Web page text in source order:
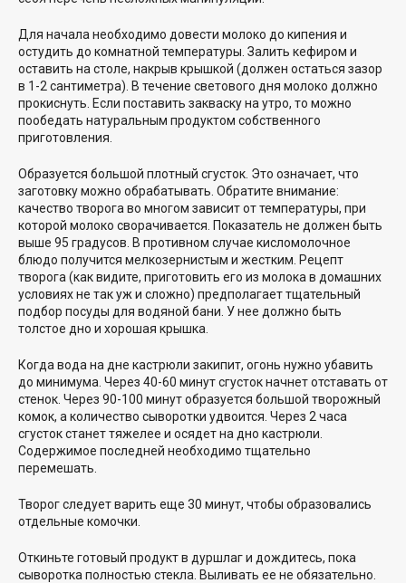
Для начала необходимо довести молоко до кипения и
остудить до комнатной температуры. Залить кефиром и
оставить на столе, накрыв крышкой (должен остаться зазор
в 1-2 сантиметра). В течение светового дня молоко должно
прокиснуть. Если поставить закваску на утро, то можно
пообедать натуральным продуктом собственного
приготовления.
Образуется большой плотный сгусток. Это означает, что
заготовку можно обрабатывать. Обратите внимание:
качество творога во многом зависит от температуры, при
которой молоко сворачивается. Показатель не должен быть
выше 95 градусов. В противном случае кисломолочное
блюдо получится мелкозернистым и жестким. Рецепт
творога (как видите, приготовить его из молока в домашних
условиях не так уж и сложно) предполагает тщательный
подбор посуды для водяной бани. У нее должно быть
толстое дно и хорошая крышка.
Когда вода на дне кастрюли закипит, огонь нужно убавить
до минимума. Через 40-60 минут сгусток начнет отставать от
стенок. Через 90-100 минут образуется большой творожный
комок, а количество сыворотки удвоится. Через 2 часа
сгусток станет тяжелее и осядет на дно кастрюли.
Содержимое последней необходимо тщательно
перемешать.
Творог следует варить еще 30 минут, чтобы образовались
отдельные комочки.
Откиньте готовый продукт в дуршлаг и дождитесь, пока
сыворотка полностью стекла. Выливать ее не обязательно.